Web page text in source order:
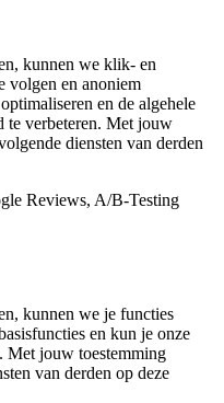
kunnen we klik- en
volgen en anoniem
en de algehele
te verbeteren. Met jouw
diensten van derden
Reviews, A/B-Testing
kunnen we je functies
en kun je onze
Met jouw toestemming
van derden op deze